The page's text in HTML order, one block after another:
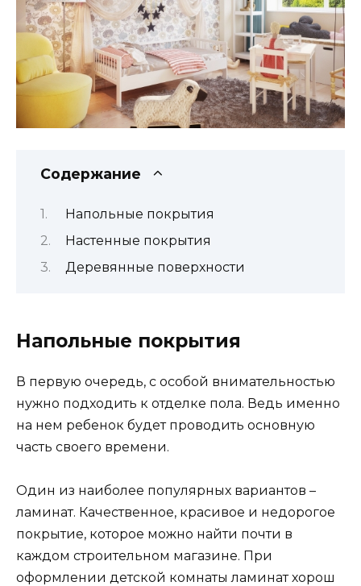
Содержание
Напольные покрытия
Настенные покрытия
Деревянные поверхности
Напольные покрытия
В первую очередь, с особой внимательностью
нужно подходить к отделке пола. Ведь именно
на нем ребенок будет проводить основную
часть своего времени.
Один из наиболее популярных вариантов –
ламинат. Качественное, красивое и недорогое
покрытие, которое можно найти почти в
каждом строительном магазине. При
оформлении детской комнаты ламинат хорош